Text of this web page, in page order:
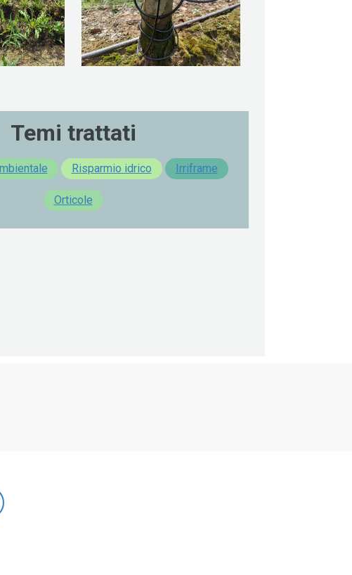
Temi trattati
Risparmio idrico Irriframe
Orticole